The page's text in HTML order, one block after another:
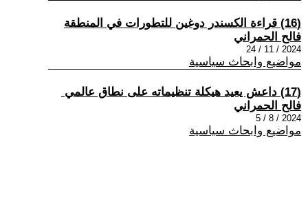
(16) قراءة الكسندر دوغين للتطورات في المنطقة
فالح الحمراني
2024 / 11 / 24
مواضيع وابحاث سياسية
(17) داعش يعيد هيكلة تنظيماته على نطاق عالمي ‏
فالح الحمراني
2024 / 8 / 5
مواضيع وابحاث سياسية